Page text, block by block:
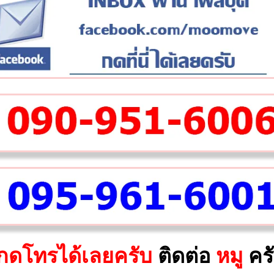
ดโทรได้เลยครับ ติดต่อ หมู ค